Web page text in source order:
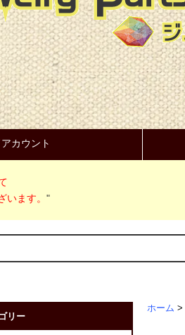
カウント
ます。 "
ホーム >
リー